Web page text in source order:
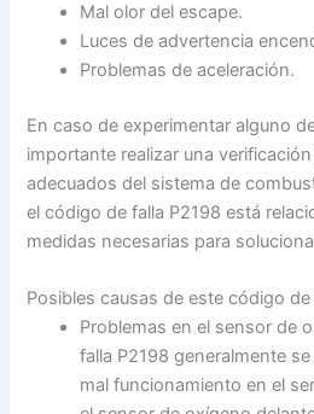
Mal olor del escape.
Luces de advertencia
Problemas de aceleración.
En caso de experimentar alguno
importante realizar una
adecuados del sistema de
el código de falla P2198 está
medidas necesarias para
Posibles causas de este código de
Problemas en el sensor de
falla P2198 generalmente
mal funcionamiento en el